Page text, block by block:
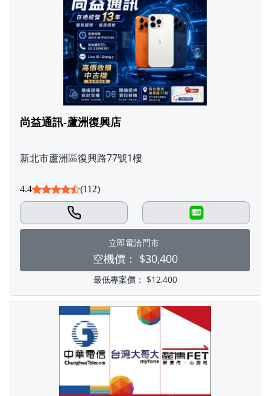
尚益通訊-蘆洲復興店
新北市蘆洲區復興路77號1樓
4.4 (112)
LINE
立即電洽門市
空機價： $30,400
最低專案價： $12,400